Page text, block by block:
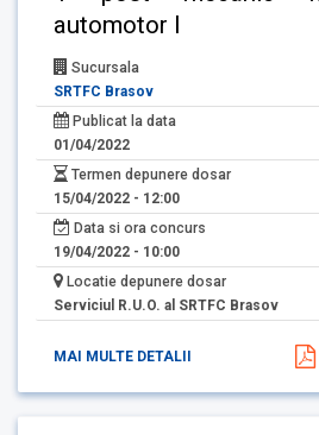
automotor I
Sucursala
SRTFC Brasov
Publicat la data
01/04/2022
Termen depunere dosar
15/04/2022 - 12:00
Data si ora concurs
19/04/2022 - 10:00
Locatie depunere dosar
Serviciul R.U.O. al SRTFC Brasov
MAI MULTE DETALII